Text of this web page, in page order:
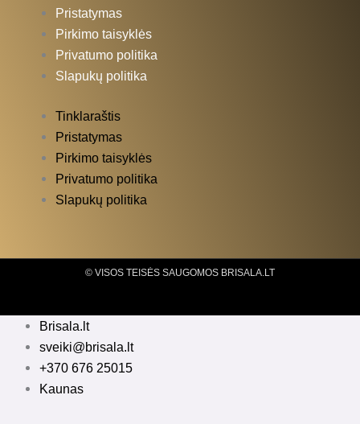
Pristatymas
Pirkimo taisyklės
Privatumo politika
Slapukų politika
Tinklaraštis
Pristatymas
Pirkimo taisyklės
Privatumo politika
Slapukų politika
© VISOS TEISĖS SAUGOMOS BRISALA.LT
Brisala.lt
sveiki@brisala.lt
+370 676 25015
Kaunas